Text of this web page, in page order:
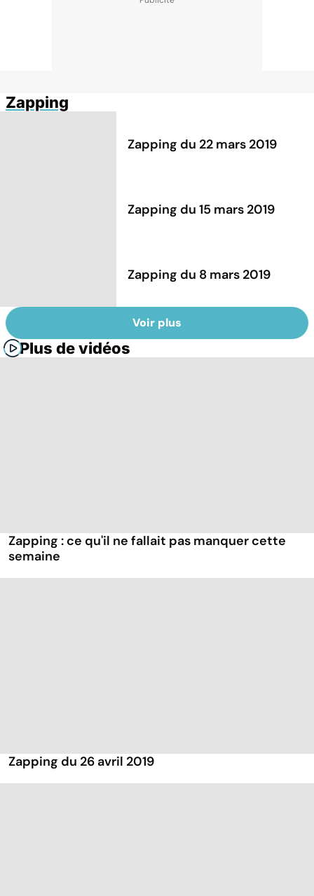
Zapping
Zapping du 22 mars 2019
Zapping du 15 mars 2019
Zapping du 8 mars 2019
Voir plus
Plus de vidéos
Zapping : ce qu'il ne fallait pas manquer cette
semaine
Zapping du 26 avril 2019